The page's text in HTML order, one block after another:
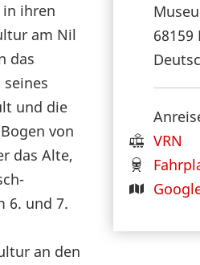
68159
VRN
in ihren
am Nil
das
und die
von
das Alte,
6. und 7.
an den